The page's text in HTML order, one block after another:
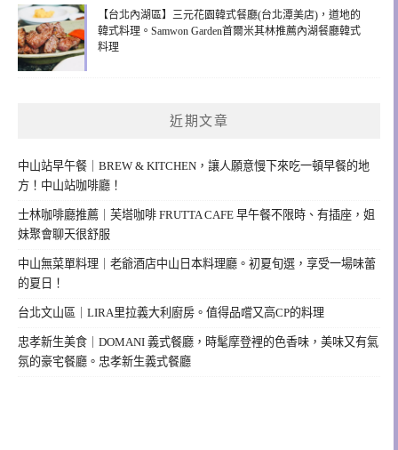
【台北內湖區】三元花園韓式餐廳(台北潭美店)，道地的
韓式料理。Samwon Garden首爾米其林推薦內湖餐廳韓式
料理
近期文章
中山站早午餐｜BREW & KITCHEN，讓人願意慢下來吃一頓早餐的地
方！中山站咖啡廳！
士林咖啡廳推薦｜芙塔咖啡 FRUTTA CAFE 早午餐不限時、有插座，姐
妹聚會聊天很舒服
中山無菜單料理｜老爺酒店中山日本料理廳。初夏旬選，享受一場味蕾
的夏日！
台北文山區｜LIRA里拉義大利廚房。值得品嚐又高CP的料理
忠孝新生美食｜DOMANI 義式餐廳，時髦摩登裡的色香味，美味又有氣
氛的豪宅餐廳。忠孝新生義式餐廳